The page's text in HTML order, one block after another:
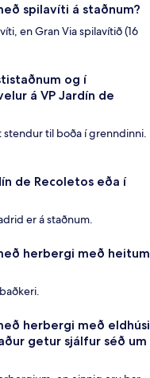
spilavíti á staðnum?
en Gran Via spilavítið (16
og í
á VP Jardín de
stendur til boða í grenndinni.
de Recoletos eða í
er á staðnum.
herbergi með heitum
herbergi með eldhúsi
getur sjálfur séð um